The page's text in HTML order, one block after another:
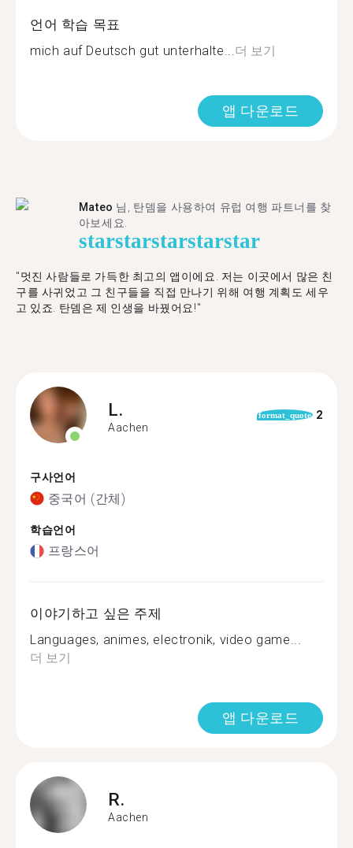
언어 학습 목표
mich auf Deutsch gut unterhalte...더 보기
앱 다운로드
Mateo 님, 탄뎀을 사용하여 유럽 여행 파트너를 찾
아보세요.
starstarstarstarstar
"멋진 사람들로 가득한 최고의 앱이에요. 저는 이곳에서 많은 친
구를 사귀었고 그 친구들을 직접 만나기 위해 여행 계획도 세우
고 있죠. 탄뎀은 제 인생을 바꿨어요!"
L.
Aachen
format_quote 2
구사언어
중국어 (간체)
학습언어
프랑스어
이야기하고 싶은 주제
Languages, animes, electronik, video game...
더 보기
앱 다운로드
R.
Aachen